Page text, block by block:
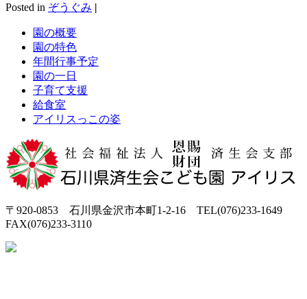
Posted in ぞうぐみ |
園の概要
園の特色
年間行事予定
園の一日
子育て支援
給食室
アイリスっこの姿
〒920-0853 石川県金沢市本町1-2-16 TEL(076)233-1649
FAX(076)233-3110